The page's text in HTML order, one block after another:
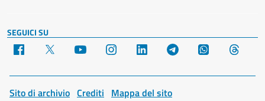
SEGUICI SU
Facebook YouTube Instagram LinkedIn Telegram WhatsApp
Sito di archivio Crediti Mappa del sito